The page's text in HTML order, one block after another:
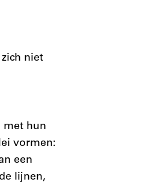
niet
met hun
vormen:
een
lijnen,